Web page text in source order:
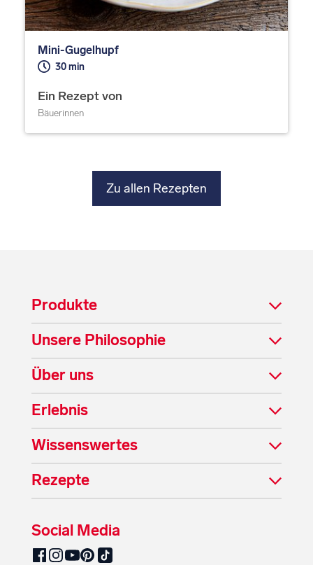
Mini-Gugelhupf
30 min
Ein Rezept von
Bäuerinnen
Zu allen Rezepten
Produkte
Unsere Philosophie
Über uns
Erlebnis
Wissenswertes
Rezepte
Social Media
SalzburgMilch auf Facebook
SalzburgMilch auf Instagram
SalzburgMilch auf YouTube
SalzburgMilch auf Pinterest
SalzburgMilch auf TikTok